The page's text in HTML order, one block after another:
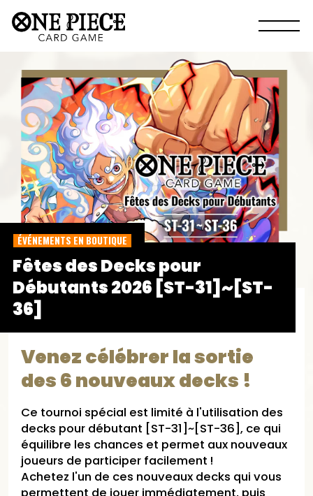
Fêtes des Decks pour
Débutants 2026 [ST-31]~[ST-
36]
ÉVÉNEMENTS EN BOUTIQUE
Venez célébrer la sortie
des 6 nouveaux decks !
Ce tournoi spécial est limité à l'utilisation des
decks pour débutant [ST-31]~[ST-36], ce qui
équilibre les chances et permet aux nouveaux
joueurs de participer facilement !
Achetez l'un de ces nouveaux decks qui vous